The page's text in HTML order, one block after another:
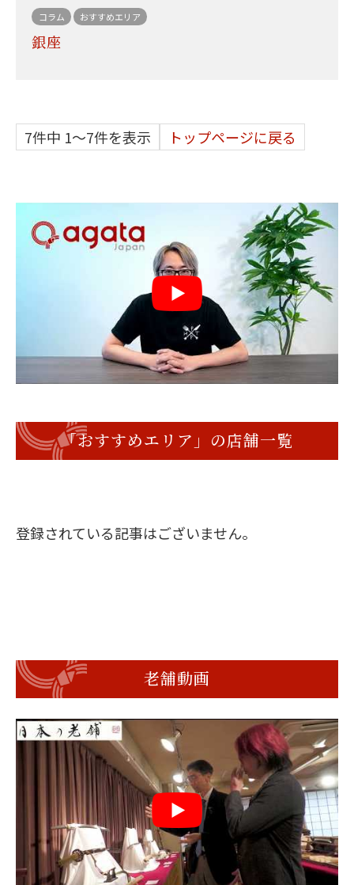
コラム おすすめエリア
銀座
7件中 1〜7件を表示 トップページに戻る
「おすすめエリア」の店舗一覧
登録されている記事はございません。
老舗動画